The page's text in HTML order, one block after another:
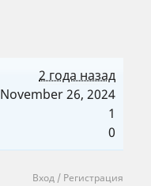
2 года назад
November 26, 2024
1
0
Вход / Регистрация